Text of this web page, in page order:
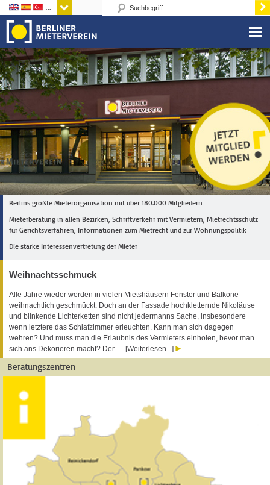
Sprachen
Berlins größte Mieterorganisation mit über 180.000 Mitgliedern
Mieterberatung in allen Bezirken, Schriftverkehr mit Vermietern, Mietrechtsschutz
für Gerichtsverfahren, Informationen zum Mietrecht und zur Wohnungspolitik
Die starke Interessenvertretung der Mieter
Weihnachtsschmuck
Alle Jahre wieder werden in vielen Mietshäusern Fenster und Balkone
weihnachtlich geschmückt. Doch an der Fassade hochkletternde Nikoläuse
und blinkende Lichterketten sind nicht jedermanns Sache, insbesondere
wenn letztere das Schlafzimmer erleuchten. Kann man sich dagegen
wehren? Und muss man die Erlaubnis des Vermieters einholen, bevor man
sich ans Dekorieren macht? Der … [Weiterlesen...]
Beratungszentren